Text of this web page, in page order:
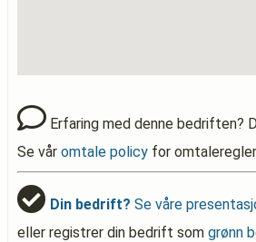
Erfaring med denne bedriften?
Se vår omtale policy for
Din bedrift? Se våre
eller registrer din bedrift som grønn